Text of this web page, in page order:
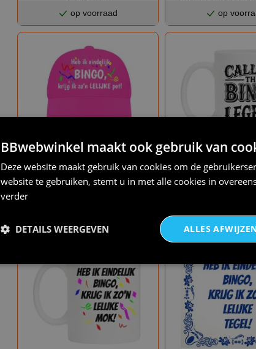
op voorraad
op
Grappige pet met tekst voor een
bingo
Koffiemok Call Me
Legend leuk prijsje
BBwebwinkel maakt ook gebruik van
Deze website maakt gebruik van cookies om de
website te gebruiken, stemt u in met alle cookies in
verder
ALLES
DETAILS WEERGEVEN